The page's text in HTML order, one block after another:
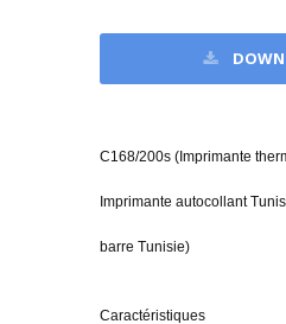
C168/200s (Imprimante
Imprimante autocollant
barre Tunisie)
Caractéristiques